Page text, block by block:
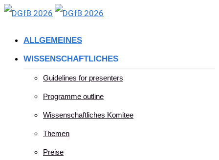
Skip
ALLGEMEINES
WISSENSCHAFTLICHES
Guidelines for presenters
Programme outline
Wissenschaftliches Komitee
Themen
Preise